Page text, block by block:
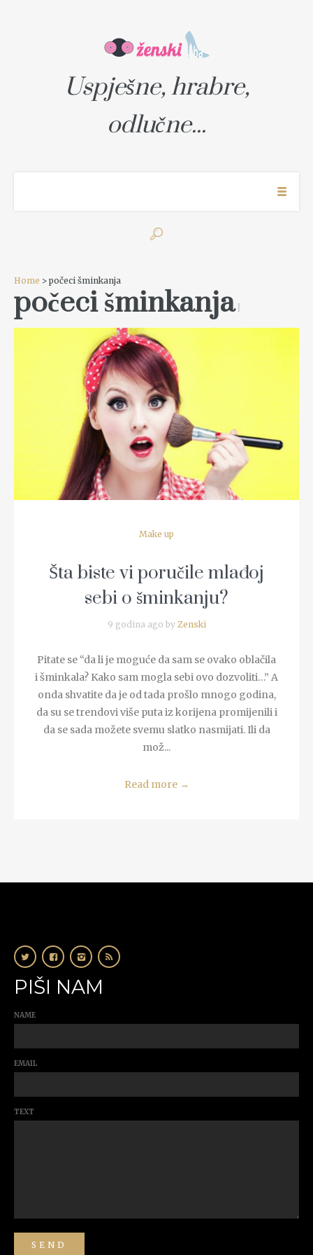
Uspješne, hrabre,
odlučne...
Home > počeci šminkanja
počeci šminkanja1
READ MORE
Make up
Šta biste vi poručile mlađoj
sebi o šminkanju?
9 godina ago by Zenski
Pitate se “da li je moguće da sam se ovako oblačila
i šminkala? Kako sam mogla sebi ovo dozvoliti…” A
onda shvatite da je od tada prošlo mnogo godina,
da su se trendovi više puta iz korijena promijenili i
da se sada možete svemu slatko nasmijati. Ili da
mož...
Read more →
PIŠI NAM
NAME
EMAIL
TEXT